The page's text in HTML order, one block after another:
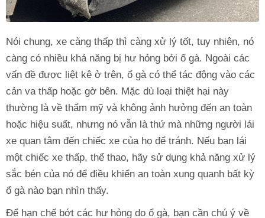
Nói chung, xe càng thấp thì càng xử lý tốt, tuy nhiên, nó
càng có nhiều khả năng bị hư hỏng bởi ổ gà. Ngoài các
vấn đề được liệt kê ở trên, ổ gà có thể tác động vào các
cản va thấp hoặc gờ bên. Mặc dù loại thiệt hại này
thường là về thẩm mỹ và không ảnh hưởng đến an toàn
hoặc hiệu suất, nhưng nó vẫn là thứ mà những người lái
xe quan tâm đến chiếc xe của họ để tránh. Nếu bạn lái
một chiếc xe thấp, thể thao, hãy sử dụng khả năng xử lý
sắc bén của nó để điều khiển an toàn xung quanh bất kỳ
ổ gà nào bạn nhìn thấy.
Để hạn chế bớt các hư hỏng do ổ gà, bạn cần chú ý về